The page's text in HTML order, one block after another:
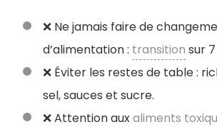
❌ Ne jamais faire de
d’alimentation : transition sur
❌ Éviter les restes de table :
sel, sauces et sucre.
❌ Attention auxaliments